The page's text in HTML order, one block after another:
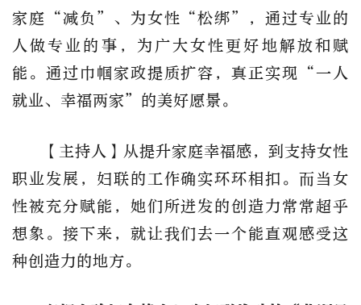
家庭“减负”、为女性“松绑”，通过专业的
人做专业的事，为广大女性更好地解放和赋
能。通过巾帼家政提质扩容，真正实现“一人
就业、幸福两家”的美好愿景。
【主持人】从提升家庭幸福感，到支持女性
职业发展，妇联的工作确实环环相扣。而当女
性被充分赋能，她们所迸发的创造力常常超乎
想象。接下来，就让我们去一个能直观感受这
种创造力的地方。